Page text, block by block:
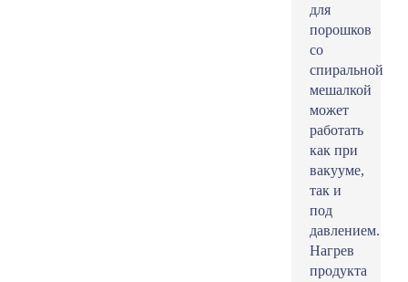
для
порошков
со
спиральной
мешалкой
может
работать
как при
вакууме,
так и
под
давлением.
Нагрев
продукта